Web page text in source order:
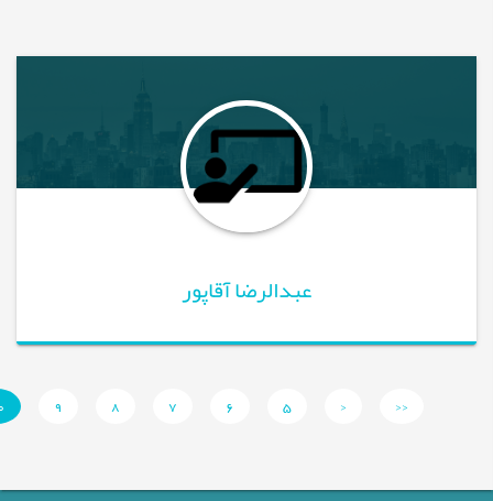
عبدالرضا آقاپور
<<
<
5
6
7
8
9